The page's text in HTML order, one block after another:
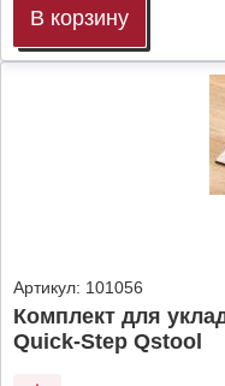
В корзину
Артикул: 101056
Комплект для
Quick-Step Qstool